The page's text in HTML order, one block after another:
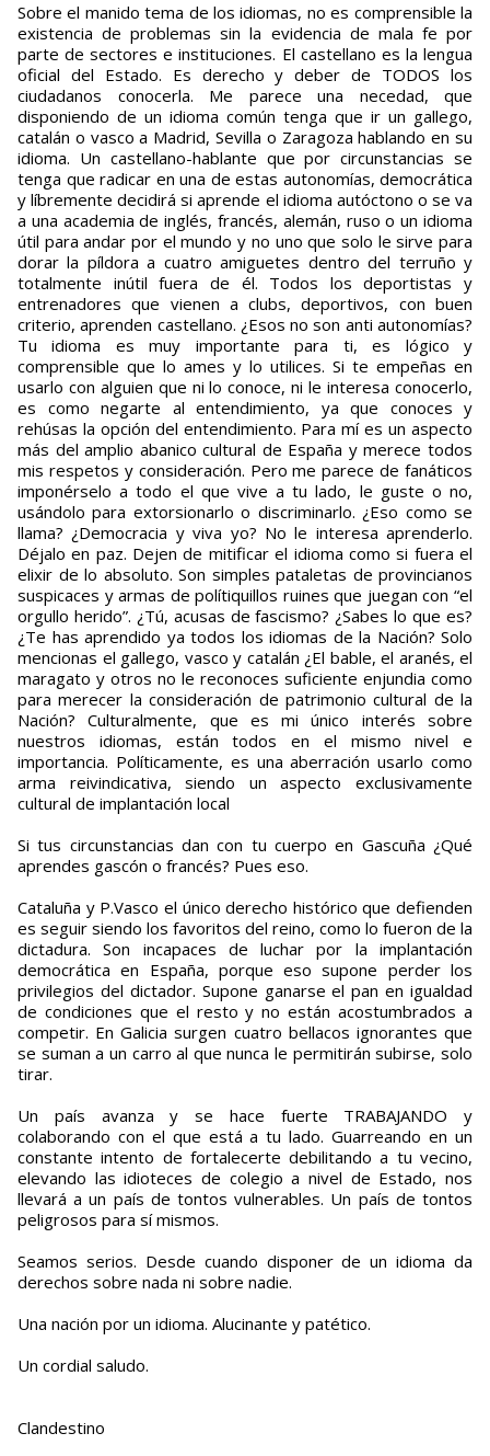
Sobre el manido tema de los idiomas, no es comprensible la
existencia de problemas sin la evidencia de mala fe por
parte de sectores e instituciones. El castellano es la lengua
oficial del Estado. Es derecho y deber de TODOS los
ciudadanos conocerla. Me parece una necedad, que
disponiendo de un idioma común tenga que ir un gallego,
catalán o vasco a Madrid, Sevilla o Zaragoza hablando en su
idioma. Un castellano-hablante que por circunstancias se
tenga que radicar en una de estas autonomías, democrática
y líbremente decidirá si aprende el idioma autóctono o se va
a una academia de inglés, francés, alemán, ruso o un idioma
útil para andar por el mundo y no uno que solo le sirve para
dorar la píldora a cuatro amiguetes dentro del terruño y
totalmente inútil fuera de él. Todos los deportistas y
entrenadores que vienen a clubs, deportivos, con buen
criterio, aprenden castellano. ¿Esos no son anti autonomías?
Tu idioma es muy importante para ti, es lógico y
comprensible que lo ames y lo utilices. Si te empeñas en
usarlo con alguien que ni lo conoce, ni le interesa conocerlo,
es como negarte al entendimiento, ya que conoces y
rehúsas la opción del entendimiento. Para mí es un aspecto
más del amplio abanico cultural de España y merece todos
mis respetos y consideración. Pero me parece de fanáticos
imponérselo a todo el que vive a tu lado, le guste o no,
usándolo para extorsionarlo o discriminarlo. ¿Eso como se
llama? ¿Democracia y viva yo? No le interesa aprenderlo.
Déjalo en paz. Dejen de mitificar el idioma como si fuera el
elixir de lo absoluto. Son simples pataletas de provincianos
suspicaces y armas de polítiquillos ruines que juegan con “el
orgullo herido”. ¿Tú, acusas de fascismo? ¿Sabes lo que es?
¿Te has aprendido ya todos los idiomas de la Nación? Solo
mencionas el gallego, vasco y catalán ¿El bable, el aranés, el
maragato y otros no le reconoces suficiente enjundia como
para merecer la consideración de patrimonio cultural de la
Nación? Culturalmente, que es mi único interés sobre
nuestros idiomas, están todos en el mismo nivel e
importancia. Políticamente, es una aberración usarlo como
arma reivindicativa, siendo un aspecto exclusivamente
cultural de implantación local
Si tus circunstancias dan con tu cuerpo en Gascuña ¿Qué
aprendes gascón o francés? Pues eso.
Cataluña y P.Vasco el único derecho histórico que defienden
es seguir siendo los favoritos del reino, como lo fueron de la
dictadura. Son incapaces de luchar por la implantación
democrática en España, porque eso supone perder los
privilegios del dictador. Supone ganarse el pan en igualdad
de condiciones que el resto y no están acostumbrados a
competir. En Galicia surgen cuatro bellacos ignorantes que
se suman a un carro al que nunca le permitirán subirse, solo
tirar.
Un país avanza y se hace fuerte TRABAJANDO y
colaborando con el que está a tu lado. Guarreando en un
constante intento de fortalecerte debilitando a tu vecino,
elevando las idioteces de colegio a nivel de Estado, nos
llevará a un país de tontos vulnerables. Un país de tontos
peligrosos para sí mismos.
Seamos serios. Desde cuando disponer de un idioma da
derechos sobre nada ni sobre nadie.
Una nación por un idioma. Alucinante y patético.
Un cordial saludo.
Clandestino